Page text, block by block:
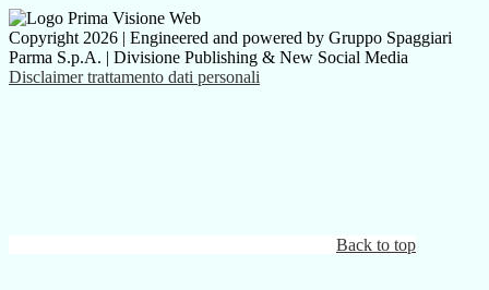
Copyright 2026 | Engineered and powered by Gruppo Spaggiari
Parma S.p.A. | Divisione Publishing & New Social Media
Disclaimer trattamento dati personali
Back to top